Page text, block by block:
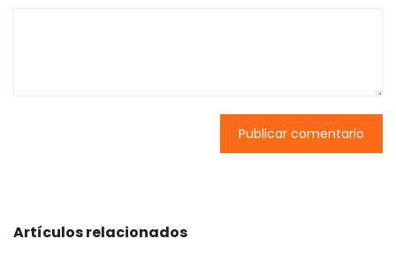
Artículos relacionados